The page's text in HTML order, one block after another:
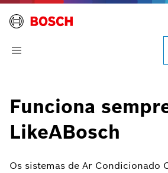
Funciona
LikeABosch
Os sistemas de Ar Condicionado